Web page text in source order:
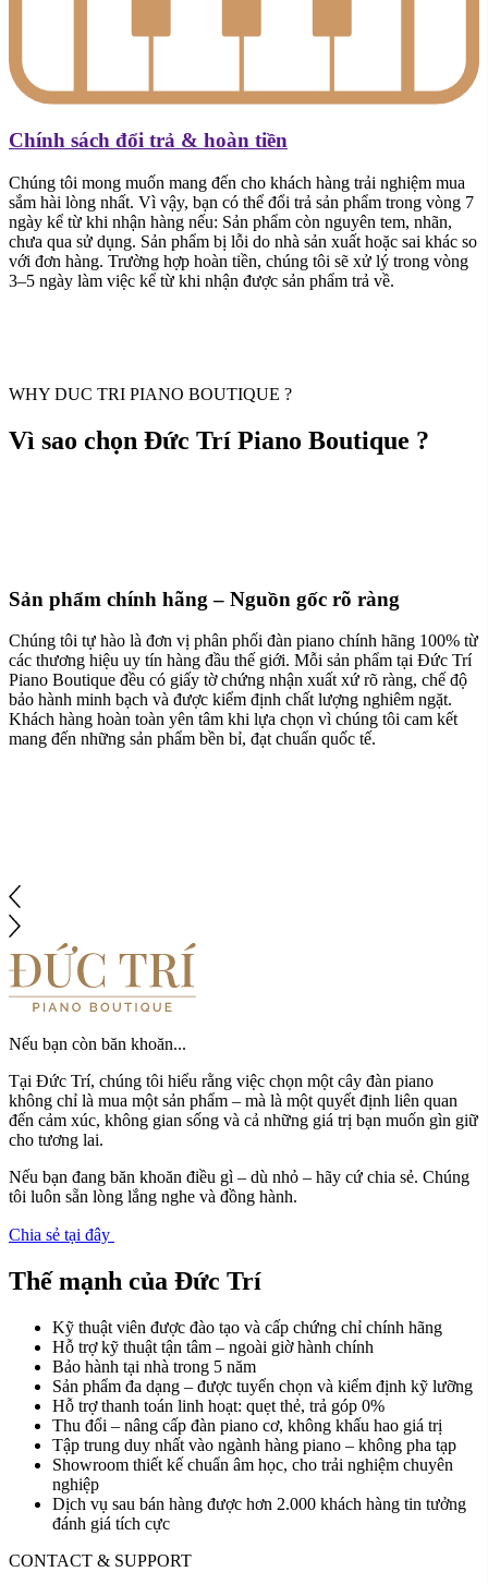
Chính sách đổi trả & hoàn tiền
Chúng tôi mong muốn mang đến cho khách hàng trải nghiệm mua
sắm hài lòng nhất. Vì vậy, bạn có thể đổi trả sản phẩm trong vòng 7
ngày kể từ khi nhận hàng nếu: Sản phẩm còn nguyên tem, nhãn,
chưa qua sử dụng. Sản phẩm bị lỗi do nhà sản xuất hoặc sai khác so
với đơn hàng. Trường hợp hoàn tiền, chúng tôi sẽ xử lý trong vòng
3–5 ngày làm việc kể từ khi nhận được sản phẩm trả về.
WHY DUC TRI PIANO BOUTIQUE ?
Vì sao chọn Đức Trí Piano Boutique ?
Sản phẩm chính hãng – Nguồn gốc rõ ràng
Chúng tôi tự hào là đơn vị phân phối đàn piano chính hãng 100% từ
các thương hiệu uy tín hàng đầu thế giới. Mỗi sản phẩm tại Đức Trí
Piano Boutique đều có giấy tờ chứng nhận xuất xứ rõ ràng, chế độ
bảo hành minh bạch và được kiểm định chất lượng nghiêm ngặt.
Khách hàng hoàn toàn yên tâm khi lựa chọn vì chúng tôi cam kết
mang đến những sản phẩm bền bỉ, đạt chuẩn quốc tế.
Nếu bạn còn băn khoăn...
Tại Đức Trí, chúng tôi hiểu rằng việc chọn một cây đàn piano
không chỉ là mua một sản phẩm – mà là một quyết định liên quan
đến cảm xúc, không gian sống và cả những giá trị bạn muốn gìn giữ
cho tương lai.
Nếu bạn đang băn khoăn điều gì – dù nhỏ – hãy cứ chia sẻ. Chúng
tôi luôn sẵn lòng lắng nghe và đồng hành.
Chia sẻ tại đây
Thế mạnh của Đức Trí
Kỹ thuật viên được đào tạo và cấp chứng chỉ chính hãng
Hỗ trợ kỹ thuật tận tâm – ngoài giờ hành chính
Bảo hành tại nhà trong 5 năm
Sản phẩm đa dạng – được tuyển chọn và kiểm định kỹ lưỡng
Hỗ trợ thanh toán linh hoạt: quẹt thẻ, trả góp 0%
Thu đổi – nâng cấp đàn piano cơ, không khấu hao giá trị
Tập trung duy nhất vào ngành hàng piano – không pha tạp
Showroom thiết kế chuẩn âm học, cho trải nghiệm chuyên
nghiệp
Dịch vụ sau bán hàng được hơn 2.000 khách hàng tin tưởng
đánh giá tích cực
CONTACT & SUPPORT